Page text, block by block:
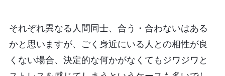
それぞれ異なる人間同士、合う・合わないはある
かと思いますが、ごく身近にいる人との相性が良
くない場合、決定的な何かがなくてもジワジワと